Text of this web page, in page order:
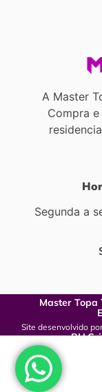
A Master
Compra
Segunda a
Master Topa
Site desenvolvido
BH